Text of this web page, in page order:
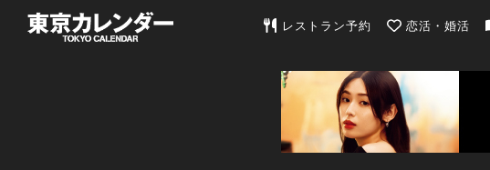
東京カレンダー | 最新のグルメ、洗
レストラン予約 恋活・婚活